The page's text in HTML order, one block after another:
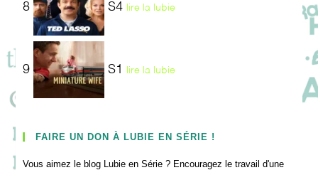
8 S4 lire la lubie
9 S1 lire la lubie
FAIRE UN DON À LUBIE EN SÉRIE !
Vous aimez le blog Lubie en Série ? Encouragez le travail d'une